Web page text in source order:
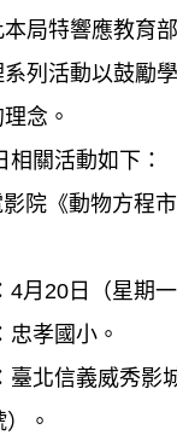
局特響應教育
列活動以鼓勵
念。
相關活動如下：
院《動物方程
4月20日（星期
忠孝國小。
臺北信義威秀影
。